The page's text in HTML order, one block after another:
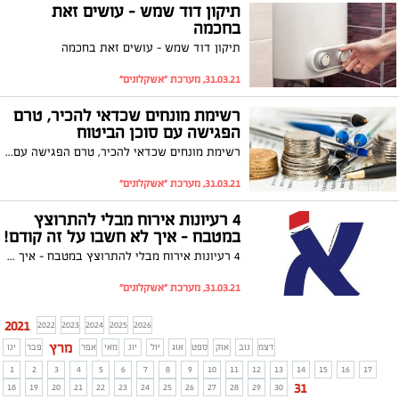
תיקון דוד שמש - עושים זאת
בחכמה
תיקון דוד שמש - עושים זאת בחכמה
31.03.21, מערכת "אשקלונים"
רשימת מונחים שכדאי להכיר, טרם
הפגישה עם סוכן הביטוח
רשימת מונחים שכדאי להכיר, טרם הפגישה עם סוכן הביטוח
31.03.21, מערכת "אשקלונים"
4 רעיונות אירוח מבלי להתרוצץ
במטבח - איך לא חשבו על זה קודם!
4 רעיונות אירוח מבלי להתרוצץ במטבח - איך לא חשבו על זה קודם!
31.03.21, מערכת "אשקלונים"
2021 2022 2023 2024 2025 2026
ינו
פבר מרץ אפר מאי יונ יול אוג ספט אוק נוב
דצמ
1
2 3 4 5 6 7 8 9 10 11 12 13 14 15 16
17
18
19 20 21 22 23 24 25 26 27 28 29 30 31